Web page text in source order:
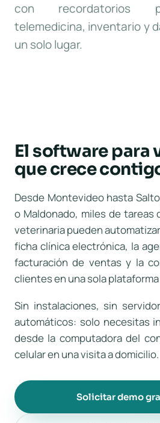
con recordatorios
telemedicina, inventario y
un solo lugar.
El software para
que crece
Desde Montevideo hasta
o Maldonado, miles de tareas
veterinaria pueden
ficha clínica electrónica, la
facturación de ventas y la
clientes en una sola plataforma
Sin instalaciones, sin
automáticos: solo necesitas
desde la computadora del
celular en una visita a domicilio.
Solicitar demo